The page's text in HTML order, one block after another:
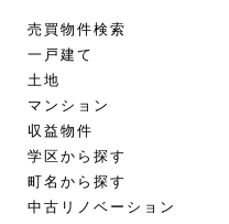
売買物件検索
一戸建て
土地
マンション
収益物件
学区から探す
町名から探す
中古リノベーション